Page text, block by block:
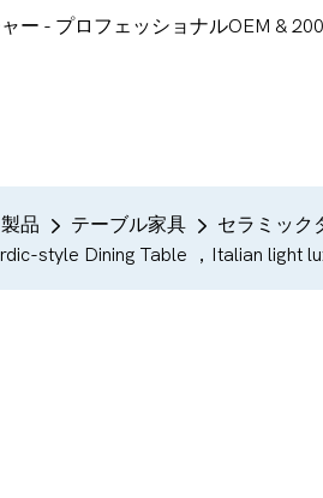
ー - プロフェッショナルOEM &
製品 テーブル家具
セラミック
style Dining Table ，Italian light